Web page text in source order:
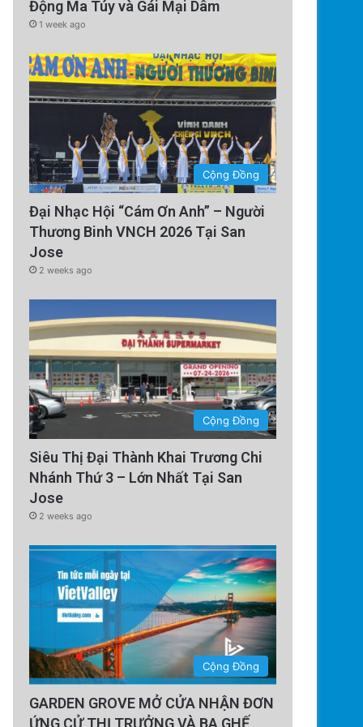
Động Ma Túy và Gái Mại Dâm
1 week ago
Cộng Đồng
Đại Nhạc Hội “Cám Ơn Anh” – Người
Thương Binh VNCH 2026 Tại San
Jose
2 weeks ago
Cộng Đồng
Siêu Thị Đại Thành Khai Trương Chi
Nhánh Thứ 3 – Lớn Nhất Tại San
Jose
2 weeks ago
Cộng Đồng
GARDEN GROVE MỞ CỬA NHẬN ĐƠN